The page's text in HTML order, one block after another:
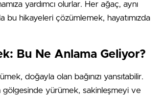
yardımcı olurlar. Her ağaç, aynı
bu hikayeleri çözümlemek, hayatımızda
Bu Ne Anlama Geliyor?
doğayla olan bağınızı yansıtabilir.
gölgesinde yürümek, sakinleşmeyi ve